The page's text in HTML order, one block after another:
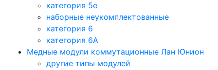
категория 5e
наборные неукомплектованные
категория 6
категория 6A
Медные модули коммутационные Лан Юнион
другие типы модулей